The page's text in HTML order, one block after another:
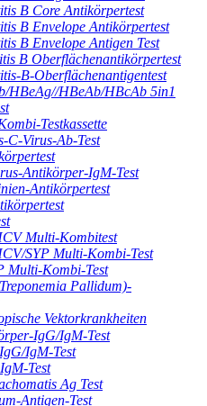
B Core Antikörpertest
B Envelope Antikörpertest
B Envelope Antigen Test
B Oberflächenantikörpertest
B-Oberflächenantigentest
HBeAg//HBeAb/HBcAb 5in1
Testkassette
C-Virus-Ab-Test
Antikörper-IgM-Test
Antikörpertest
Multi-Kombitest
SYP Multi-Kombi-Test
Multi-Kombi-Test
Pallidum)-
Vektorkrankheiten
IgG/IgM-Test
IgM-Test
Test
Ag Test
Antigen-Test